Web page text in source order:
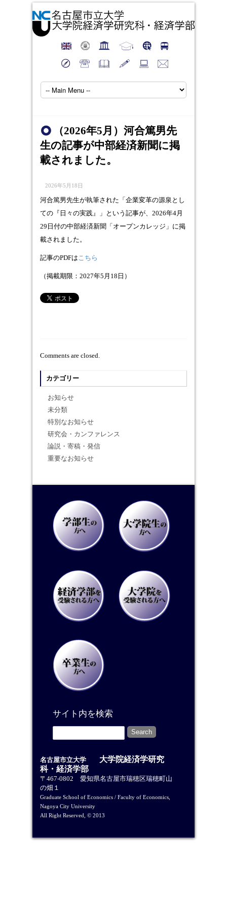
（2026年5月）河合篤男先
生の記事が中部経済新聞に掲
載されました。
2026年5月18日
河合篤男先生が執筆された「企業変革の源泉とし
ての『日々の実践』」という記事が、2026年4月
29日付の中部経済新聞「オープンカレッジ」に掲
載されました。
記事のPDFは こちら
（掲載期限：2027年5月18日）
Comments are closed.
カテゴリー
お知らせ
未分類
特別なお知らせ
研究会・カンファレンス
論説・寄稿・発信
重要なお知らせ
サイト内を検索
名古屋市立大学
大学院経済学研究
科・経済学部
〒467-0802 愛知県名古屋市瑞穂区瑞穂町山
の畑１
Graduate School of Economics / Faculty of Economics,
Nagoya City University
All Right Reserved, © 2013